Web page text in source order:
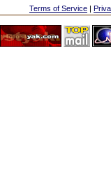
Terms of Service |